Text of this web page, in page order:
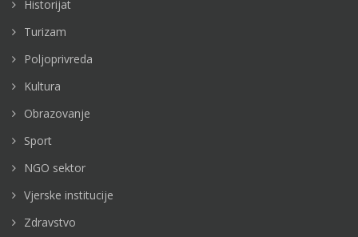
Historijat
Turizam
Poljoprivreda
Kultura
Obrazovanje
Sport
NGO sektor
Vjerske institucije
Zdravstvo